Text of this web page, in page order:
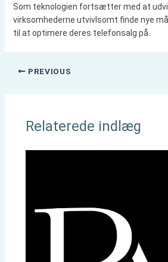
Som teknologien fortsætter med at
virksomhederne utvivlsomt finde nye
til at optimere deres telefonsalg på.
PREVIOUS
Relaterede indlæg